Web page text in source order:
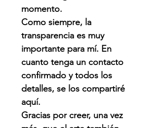
momento.
Como siempre, la
transparencia es muy
importante para mí. En
cuanto tenga un contacto
confirmado y todos los
detalles, se los compartiré
aquí.
Gracias por creer, una vez